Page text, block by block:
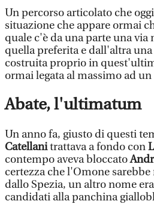
Un percorso articolato che
situazione che appare ormai
quale c'è da una parte una via
quella preferita e dall'altra
costruita proprio in
ormai legata al massimo ad
Abate, l'ultimatum
Un anno fa, giusto di questi
Catellanitrattava a fondo con
contempo aveva bloccato
certezza che l'Omone
dallo Spezia, un altro nome
candidati alla panchina